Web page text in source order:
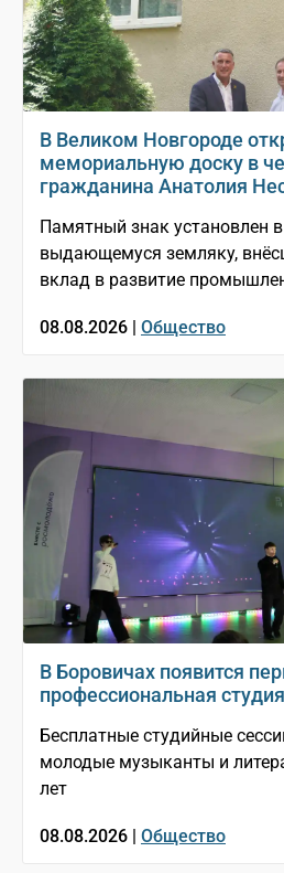
В Великом Новгороде
мемориальную доску в
гражданина Анатолия
Памятный знак установлен
выдающемуся земляку,
вклад в развитие
08.08.2026 | Общество
В Боровичах появится
профессиональная
Бесплатные студийные
молодые музыканты и
лет
08.08.2026 | Общество